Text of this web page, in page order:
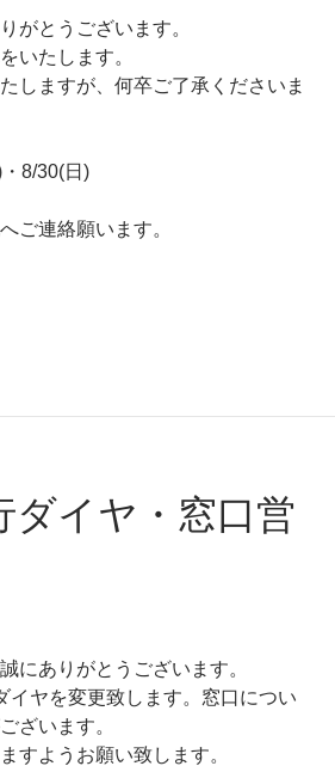
がとうございます。
いたします。
しますが、何卒ご了承くださいま
8/30(日)
ご連絡願います。
ダイヤ・窓口営
にありがとうございます。
ヤを変更致します。窓口につい
ざいます。
すようお願い致します。